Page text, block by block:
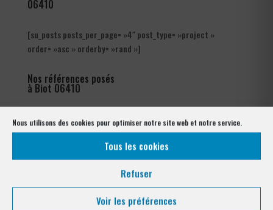
Nous utilisons des cookies pour optimiser notre site web et notre service.
Tous les cookies
Refuser
Voir les préférences
06410
[su_posts posts_per_page= »4″ post_type= »project »
order= »asc » orderby= »rand »]
Nos références posés
à Biot 06410